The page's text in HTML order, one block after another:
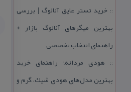
:: خرید تستر عایق آنالوگ | بررسی
بهترین میگرهای آنالوگ بازار +
راهنمای انتخاب تخصصی
:: هودی مردانه؛ راهنمای خرید
بهترین مدل‌های هودی شیك، گرم و